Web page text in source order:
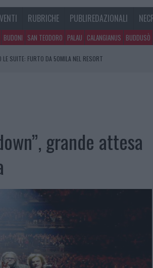
RUBRICHE PUBLIREDAZIONALI
BUDONI SAN TEODORO PALAU CALANGIANUS BUDDUSÒ
SUITE: FURTO DA 50MILA NEL RESORT
grande attesa